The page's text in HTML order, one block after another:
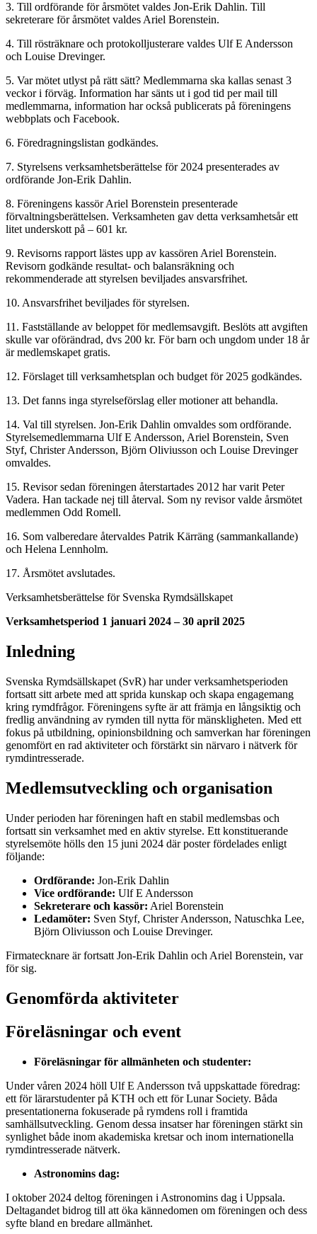
3. Till ordförande för årsmötet valdes Jon-Erik Dahlin. Till
sekreterare för årsmötet valdes Ariel Borenstein.
4. Till rösträknare och protokolljusterare valdes Ulf E Andersson
och Louise Drevinger.
5. Var mötet utlyst på rätt sätt? Medlemmarna ska kallas senast 3
veckor i förväg. Information har sänts ut i god tid per mail till
medlemmarna, information har också publicerats på föreningens
webbplats och Facebook.
6. Föredragningslistan godkändes.
7. Styrelsens verksamhetsberättelse för 2024 presenterades av
ordförande Jon-Erik Dahlin.
8. Föreningens kassör Ariel Borenstein presenterade
förvaltningsberättelsen. Verksamheten gav detta verksamhetsår ett
litet underskott på – 601 kr.
9. Revisorns rapport lästes upp av kassören Ariel Borenstein.
Revisorn godkände resultat- och balansräkning och
rekommenderade att styrelsen beviljades ansvarsfrihet.
10. Ansvarsfrihet beviljades för styrelsen.
11. Fastställande av beloppet för medlemsavgift. Beslöts att avgiften
skulle var oförändrad, dvs 200 kr. För barn och ungdom under 18 år
är medlemskapet gratis.
12. Förslaget till verksamhetsplan och budget för 2025 godkändes.
13. Det fanns inga styrelseförslag eller motioner att behandla.
14. Val till styrelsen. Jon-Erik Dahlin omvaldes som ordförande.
Styrelsemedlemmarna Ulf E Andersson, Ariel Borenstein, Sven
Styf, Christer Andersson, Björn Oliviusson och Louise Drevinger
omvaldes.
15. Revisor sedan föreningen återstartades 2012 har varit Peter
Vadera. Han tackade nej till återval. Som ny revisor valde årsmötet
medlemmen Odd Romell.
16. Som valberedare återvaldes Patrik Kärräng (sammankallande)
och Helena Lennholm.
17. Årsmötet avslutades.
Verksamhetsberättelse för Svenska Rymdsällskapet
Verksamhetsperiod 1 januari 2024 – 30 april 2025
Inledning
Svenska Rymdsällskapet (SvR) har under verksamhetsperioden
fortsatt sitt arbete med att sprida kunskap och skapa engagemang
kring rymdfrågor. Föreningens syfte är att främja en långsiktig och
fredlig användning av rymden till nytta för mänskligheten. Med ett
fokus på utbildning, opinionsbildning och samverkan har föreningen
genomfört en rad aktiviteter och förstärkt sin närvaro i nätverk för
rymdintresserade.
Medlemsutveckling och organisation
Under perioden har föreningen haft en stabil medlemsbas och
fortsatt sin verksamhet med en aktiv styrelse. Ett konstituerande
styrelsemöte hölls den 15 juni 2024 där poster fördelades enligt
följande:
Ordförande: Jon-Erik Dahlin
Vice ordförande: Ulf E Andersson
Sekreterare och kassör: Ariel Borenstein
Ledamöter: Sven Styf, Christer Andersson, Natuschka Lee,
Björn Oliviusson och Louise Drevinger.
Firmatecknare är fortsatt Jon-Erik Dahlin och Ariel Borenstein, var
för sig.
Genomförda aktiviteter
Föreläsningar och event
Föreläsningar för allmänheten och studenter:
Under våren 2024 höll Ulf E Andersson två uppskattade föredrag:
ett för lärarstudenter på KTH och ett för Lunar Society. Båda
presentationerna fokuserade på rymdens roll i framtida
samhällsutveckling. Genom dessa insatser har föreningen stärkt sin
synlighet både inom akademiska kretsar och inom internationella
rymdintresserade nätverk.
Astronomins dag:
I oktober 2024 deltog föreningen i Astronomins dag i Uppsala.
Deltagandet bidrog till att öka kännedomen om föreningen och dess
syfte bland en bredare allmänhet.